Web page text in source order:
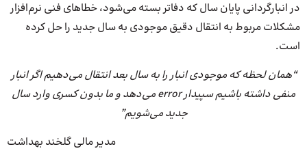
در انبارگردانی پایان سال که دفاتر بسته می‌شود، خطاهای فنی نرم‌افزار
مشکلات مربوط به انتقال دقیق موجودی به سال جدید را حل کرده
است.
“همان لحظه که موجودی انبار را به سال بعد انتقال می‌دهیم اگر انبار
منفی داشته باشیم سپیدار error می‌دهد و ما بدون کسری وارد سال
جدید می‌شویم”
مدیر مالی گلخند بهداشت